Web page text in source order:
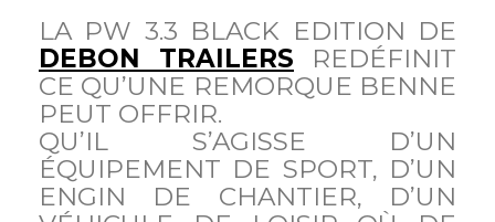
LA PW 3.3 BLACK EDITION DE
DEBON TRAILERS REDÉFINIT
CE QU’UNE REMORQUE BENNE
PEUT OFFRIR.
QU’IL S’AGISSE D’UN
ÉQUIPEMENT DE SPORT, D’UN
ENGIN DE CHANTIER, D’UN